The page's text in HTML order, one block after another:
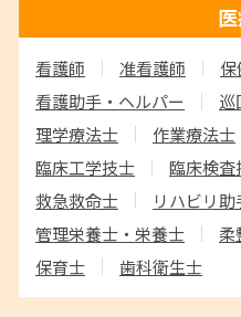
看護師 准看護師 保
看護助手・ヘルパー
巡
理学療法士
作業療法士
臨床工学技士
臨床検査
救急救命士
リハビリ助
管理栄養士・栄養士
柔
保育士
歯科衛生士